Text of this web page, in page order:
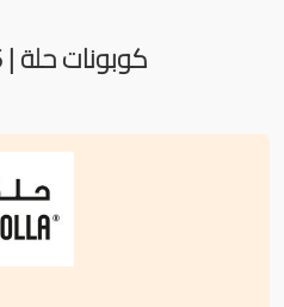
كوبونات حلة | holla 2026